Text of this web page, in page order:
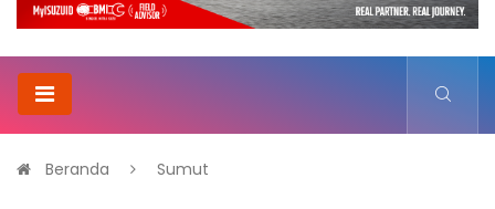
Beranda Sumut